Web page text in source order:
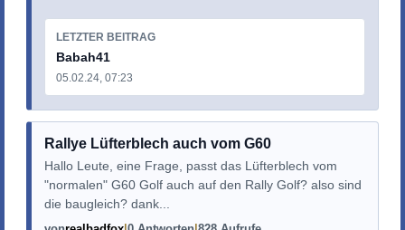
LETZTER BEITRAG
Babah41
05.02.24, 07:23
Rallye Lüfterblech auch vom G60
Hallo Leute, eine Frage, passt das Lüfterblech vom
"normalen" G60 Golf auch auf den Rally Golf? also sind
die baugleich? dank...